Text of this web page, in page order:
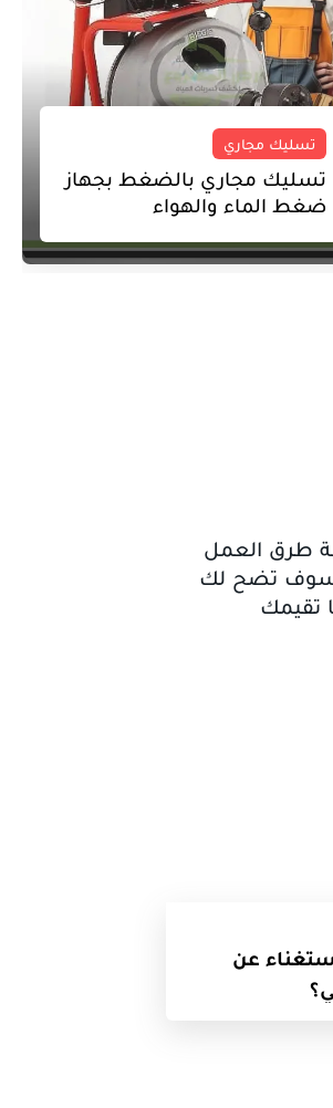
تسليك مجاري
عزل غرف تفتيش مجاري
الصرف الصحي
طرق العمل
سوف تضح لك
تقيمك
عن